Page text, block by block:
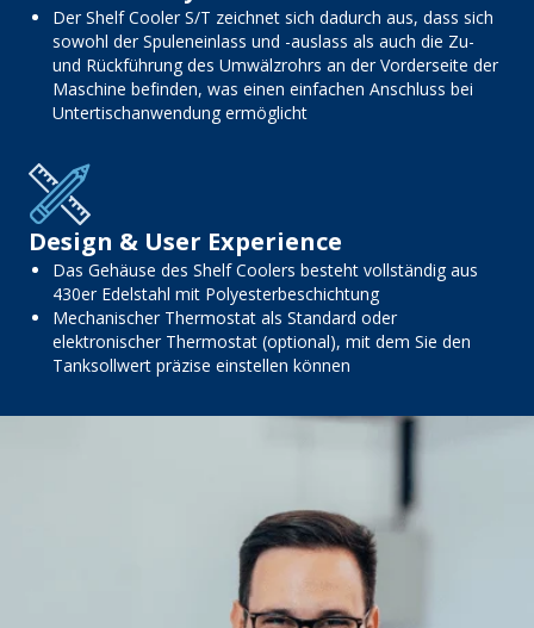
Der Shelf Cooler S/T zeichnet sich dadurch aus, dass sich
sowohl der Spuleneinlass und -auslass als auch die Zu-
und Rückführung des Umwälzrohrs an der Vorderseite der
Maschine befinden, was einen einfachen Anschluss bei
Untertischanwendung ermöglicht
Design & User Experience
Das Gehäuse des Shelf Coolers besteht vollständig aus
430er Edelstahl mit Polyesterbeschichtung
Mechanischer Thermostat als Standard oder
elektronischer Thermostat (optional), mit dem Sie den
Tanksollwert präzise einstellen können